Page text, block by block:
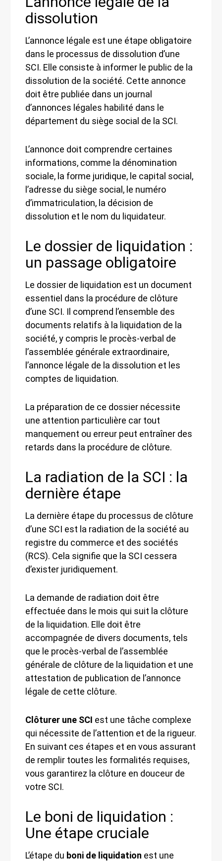
dissolution
L’annonce légale est une étape obligatoire
dans le processus de dissolution d’une
SCI. Elle consiste à informer le public de la
dissolution de la société. Cette annonce
doit être publiée dans un journal
d’annonces légales habilité dans le
département du siège social de la SCI.
L’annonce doit comprendre certaines
informations, comme la dénomination
sociale, la forme juridique, le capital social,
l’adresse du siège social, le numéro
d’immatriculation, la décision de
dissolution et le nom du liquidateur.
Le dossier de liquidation :
un passage obligatoire
Le dossier de liquidation est un document
essentiel dans la procédure de clôture
d’une SCI. Il comprend l’ensemble des
documents relatifs à la liquidation de la
société, y compris le procès-verbal de
l’assemblée générale extraordinaire,
l’annonce légale de la dissolution et les
comptes de liquidation.
La préparation de ce dossier nécessite
une attention particulière car tout
manquement ou erreur peut entraîner des
retards dans la procédure de clôture.
La radiation de la SCI : la
dernière étape
La dernière étape du processus de clôture
d’une SCI est la radiation de la société au
registre du commerce et des sociétés
(RCS). Cela signifie que la SCI cessera
d’exister juridiquement.
La demande de radiation doit être
effectuée dans le mois qui suit la clôture
de la liquidation. Elle doit être
accompagnée de divers documents, tels
que le procès-verbal de l’assemblée
générale de clôture de la liquidation et une
attestation de publication de l’annonce
légale de cette clôture.
Clôturer une SCI est une tâche complexe
qui nécessite de l’attention et de la rigueur.
En suivant ces étapes et en vous assurant
de remplir toutes les formalités requises,
vous garantirez la clôture en douceur de
votre SCI.
Le boni de liquidation :
Une étape cruciale
L’étape du boni de liquidation est une